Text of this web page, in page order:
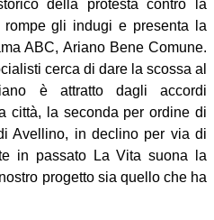
della protesta contro la
gli indugi e presenta la
ABC, Ariano Bene Comune.
cerca di dare la scossa al
è attratto dagli accordi
città, la seconda per ordine di
Avellino, in declino per via di
in passato La Vita suona la
progetto sia quello che ha